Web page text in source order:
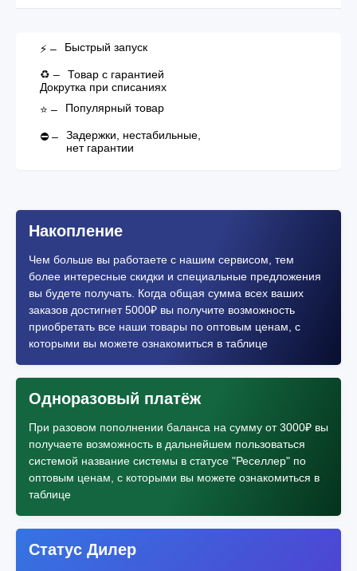
⚡️ – Быстрый запуск
♻️ –
Товар с гарантией
Докрутка при списаниях
⭐️ –
Популярный товар
⛔ –
Задержки, нестабильные,
нет гарантии
Накопление
Чем больше вы работаете с нашим сервисом, тем
более интересные скидки и специальные предложения
вы будете получать. Когда общая сумма всех ваших
заказов достигнет 5000₽ вы получите возможность
приобретать все наши товары по оптовым ценам, с
которыми вы можете ознакомиться в таблице
Одноразовый платёж
При разовом пополнении баланса на сумму от 3000₽ вы
получаете возможность в дальнейшем пользоваться
системой название системы в статусе "Реселлер" по
оптовым ценам, с которыми вы можете ознакомиться в
таблице
Статус Дилер